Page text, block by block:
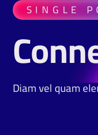
SINGLE
Diam vel quam